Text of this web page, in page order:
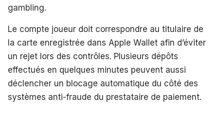
gambling.
Le compte joueur doit correspondre au titulaire de
la carte enregistrée dans Apple Wallet afin d’éviter
un rejet lors des contrôles. Plusieurs dépôts
effectués en quelques minutes peuvent aussi
déclencher un blocage automatique du côté des
systèmes anti-fraude du prestataire de paiement.